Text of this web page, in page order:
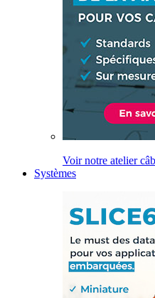
Voir notre atelier
Systèmes